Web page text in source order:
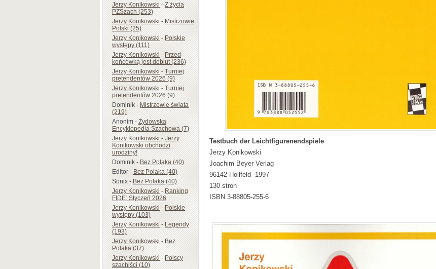
Jerzy Konikowski-Z życia
PZSzach (253)
Jerzy Konikowski-Mistrzowie
Polski (25)
Jerzy Konikowski-Polskie
występy (111)
Jerzy Konikowski-Przed
końcówką jest debiut (236)
Jerzy Konikowski-Turniej
pretendentów 2026 (9)
Jerzy Konikowski-Turniej
pretendentów 2026 (9)
Dominik-Mistrzowie świata
(219)
Anonim-Żydowska
Encyklopedia Szachowa (7)
Jerzy Konikowski-Jerzy
Konikowski obchodzi
urodziny!
Dominik-Bez Polaka (40)
Editor-Bez Polaka (40)
Sonix-Bez Polaka (40)
Jerzy Konikowski-Ranking
FIDE: Styczeń 2026
Jerzy Konikowski-Polskie
występy (103)
Jerzy Konikowski-Legendy
(193)
Jerzy Konikowski-Bez
Polaka (37)
Jerzy Konikowski-Polscy
szachiści (10)
Testbuch der Leichtfigurenendspiele
Jerzy Konikowski
Joachim Beyer Verlag
96142 Hollfeld 1997
130 stron
ISBN 3-88805-255-6